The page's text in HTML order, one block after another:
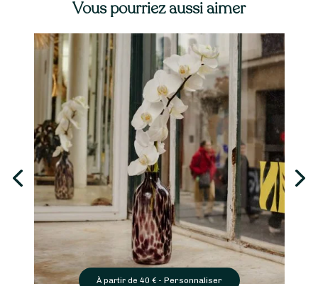
Vous pourriez aussi aimer
À partir de40 € -Personnaliser